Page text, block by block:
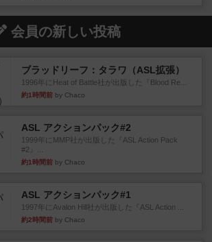
会員の新しい投稿
ブラッドリーフ：タラワ（ASL拡張）
1996年にHeat of Battle社が出版した『Blood Re...
約1時間前 by Chaco
ASL アクションパック#2
1999年にMMP社が出版した『ASL Action Pack
#2』...
約1時間前 by Chaco
ASL アクションパック#1
1997年にAvalon Hill社が出版した『ASL Action ...
約2時間前 by Chaco